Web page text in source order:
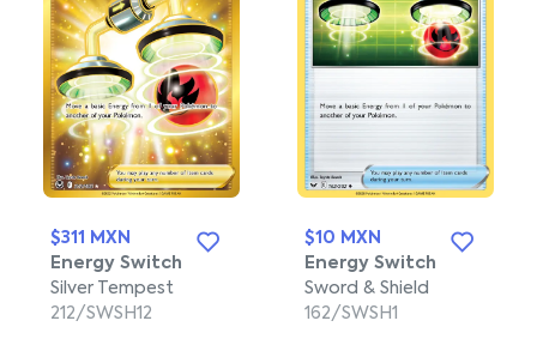
$311 MXN
Energy Switch
Silver Tempest
212/SWSH12
$10 MXN
Energy Switch
Sword & Shield
162/SWSH1